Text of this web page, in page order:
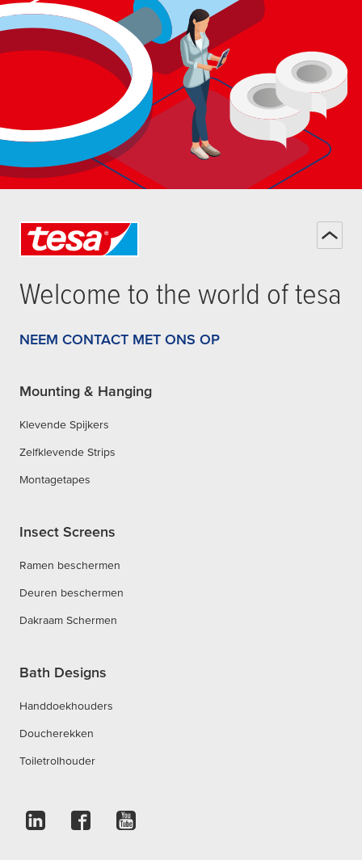
Welcome to the world oftesa
NEEM CONTACT MET ONS OP
Mounting & Hanging
Klevende Spijkers
Zelfklevende Strips
Montagetapes
Insect Screens
Ramen beschermen
Deuren beschermen
Dakraam Schermen
Bath Designs
Handdoekhouders
Doucherekken
Toiletrolhouder